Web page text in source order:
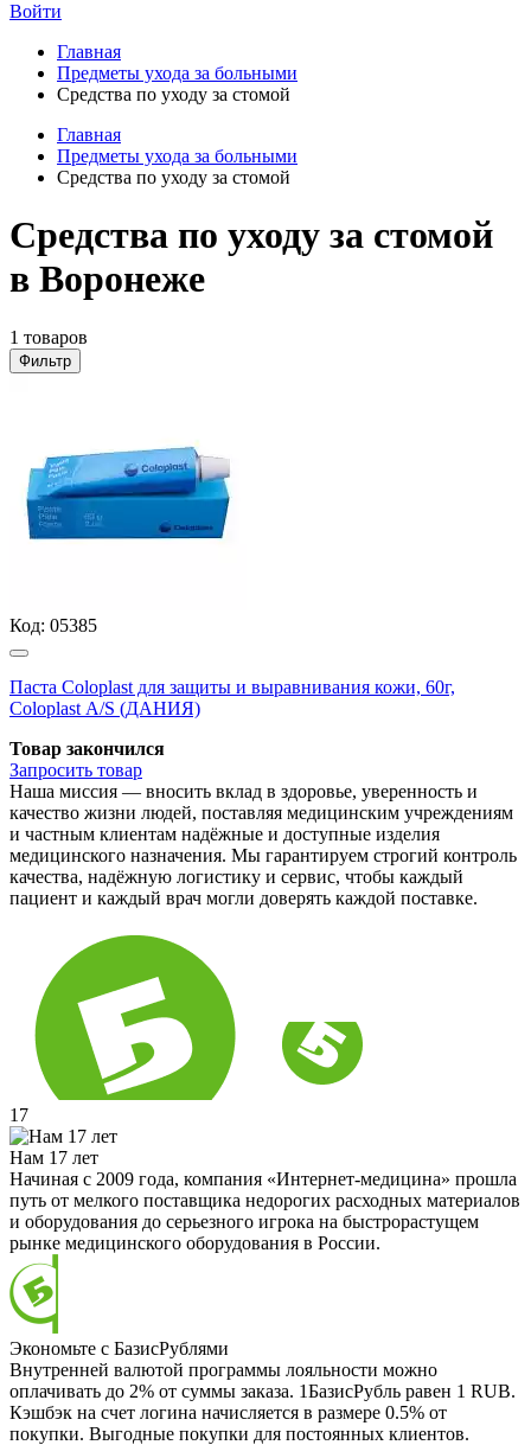
Войти
Главная
Предметы ухода за больными
Средства по уходу за стомой
Главная
Предметы ухода за больными
Средства по уходу за стомой
Средства по уходу за стомой
в Воронеже
1 товаров
Фильтр
Код: 05385
Паста Coloplast для защиты и выравнивания кожи, 60г,
Coloplast А/S (ДАНИЯ)
Товар закончился
Запросить товар
Наша миссия — вносить вклад в здоровье, уверенность и
качество жизни людей, поставляя медицинским учреждениям
и частным клиентам надёжные и доступные изделия
медицинского назначения. Мы гарантируем строгий контроль
качества, надёжную логистику и сервис, чтобы каждый
пациент и каждый врач могли доверять каждой поставке.
17
Нам 17 лет
Начиная с 2009 года, компания «Интернет-медицина» прошла
путь от мелкого поставщика недорогих расходных материалов
и оборудования до серьезного игрока на быстрорастущем
рынке медицинского оборудования в России.
Экономьте с БазисРублями
Внутренней валютой программы лояльности можно
оплачивать до 2% от суммы заказа. 1БазисРубль равен 1 RUB.
Кэшбэк на счет логина начисляется в размере 0.5% от
покупки. Выгодные покупки для постоянных клиентов.